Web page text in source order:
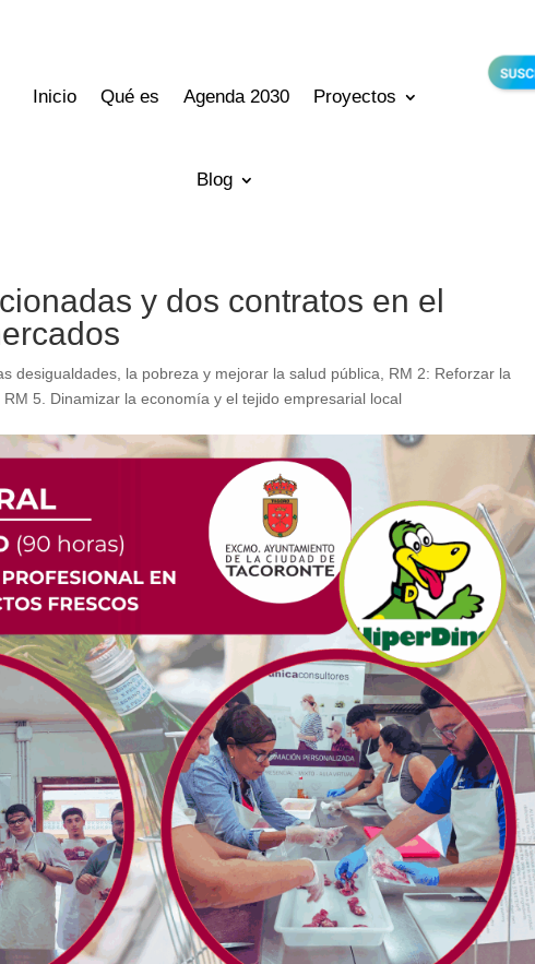
Inicio Qué es Agenda 2030 Proyectos
Blog
y dos contratos en el
desigualdades, la pobreza y mejorar la salud pública
RM 2: Reforzar la
RM 5. Dinamizar la economía y el tejido empresarial local